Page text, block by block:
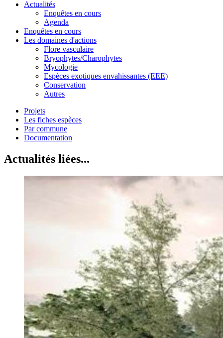
Actualités
Enquêtes en cours
Agenda
Enquêtes en cours
Les domaines d'actions
Flore vasculaire
Bryophytes/Charophytes
Mycologie
Espèces exotiques envahissantes (EEE)
Conservation
Autres
Projets
Les fiches espèces
Par commune
Documentation
Actualités liées...